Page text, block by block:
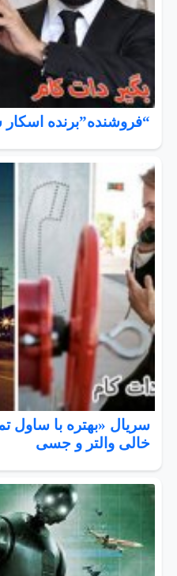
“فروشنده”برنده
سریال «بهتره با ساول
خالی والتر و جسی